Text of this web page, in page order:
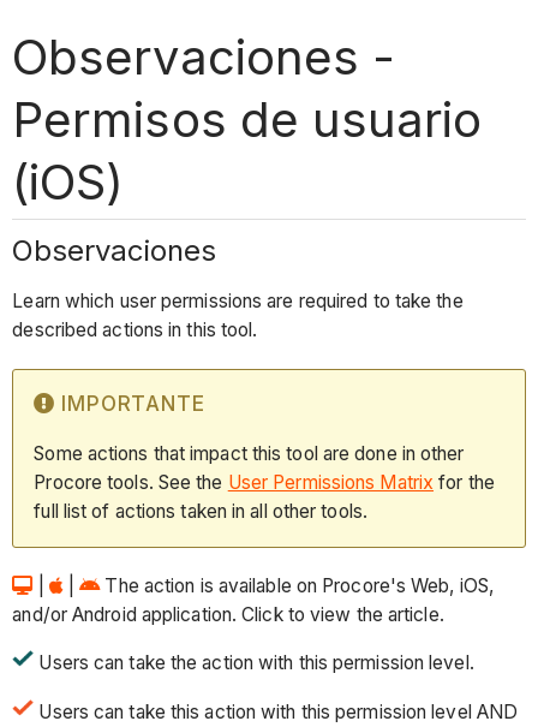
Observaciones -
Permisos de usuario
(iOS)
Observaciones
Learn which user permissions are required to take the
described actions in this tool.
IMPORTANTE
Some actions that impact this tool are done in other
Procore tools. See the User Permissions Matrix for the
full list of actions taken in all other tools.
|
The action is available on Procore's Web, iOS,
and/or Android application. Click to view the article.
Users can take the action with this permission level.
Users can take this action with this permission level AND